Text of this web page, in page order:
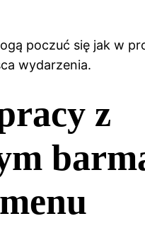
poczuć się jak w
wydarzenia.
z